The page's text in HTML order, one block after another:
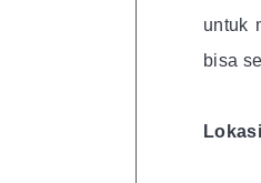
untuk
bisa